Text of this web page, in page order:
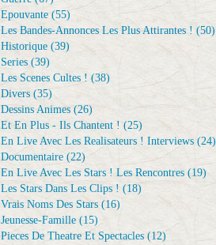
Epouvante (55)
Les Bandes-Annonces Les Plus Attirantes ! (50)
Historique (39)
Series (39)
Les Scenes Cultes ! (38)
Divers (35)
Dessins Animes (26)
Et En Plus - Ils Chantent ! (25)
En Live Avec Les Realisateurs ! Interviews (24)
Documentaire (22)
En Live Avec Les Stars ! Les Rencontres (19)
Les Stars Dans Les Clips ! (18)
Vrais Noms Des Stars (16)
Jeunesse-Famille (15)
Pieces De Theatre Et Spectacles (12)